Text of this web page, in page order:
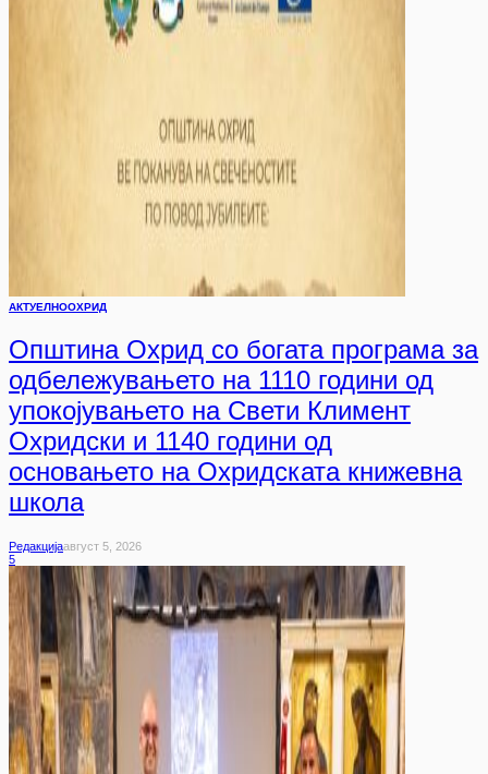
АКТУЕЛНООХРИД
Општина Охрид со богата програма за
одбележувањето на 1110 години од
упокојувањето на Свети Климент
Охридски и 1140 години од
основањето на Охридската книжевна
школа
РедакцијаАвгуст 5, 2026
5